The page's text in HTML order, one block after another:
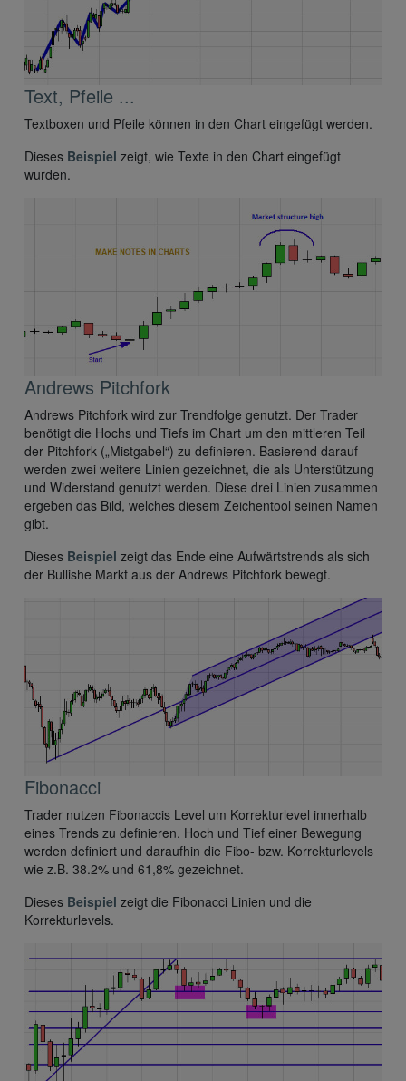
Text, Pfeile ...
Textboxen und Pfeile können in den Chart eingefügt werden.
Dieses Beispiel zeigt, wie Texte in den Chart eingefügt
wurden.
Andrews Pitchfork
Andrews Pitchfork wird zur Trendfolge genutzt. Der Trader
benötigt die Hochs und Tiefs im Chart um den mittleren Teil
der Pitchfork („Mistgabel“) zu definieren. Basierend darauf
werden zwei weitere Linien gezeichnet, die als Unterstützung
und Widerstand genutzt werden. Diese drei Linien zusammen
ergeben das Bild, welches diesem Zeichentool seinen Namen
gibt.
Dieses Beispiel zeigt das Ende eine Aufwärtstrends als sich
der Bullishe Markt aus der Andrews Pitchfork bewegt.
Fibonacci
Trader nutzen Fibonaccis Level um Korrekturlevel innerhalb
eines Trends zu definieren. Hoch und Tief einer Bewegung
werden definiert und daraufhin die Fibo- bzw. Korrekturlevels
wie z.B. 38.2% und 61,8% gezeichnet.
Dieses Beispiel zeigt die Fibonacci Linien und die
Korrekturlevels.